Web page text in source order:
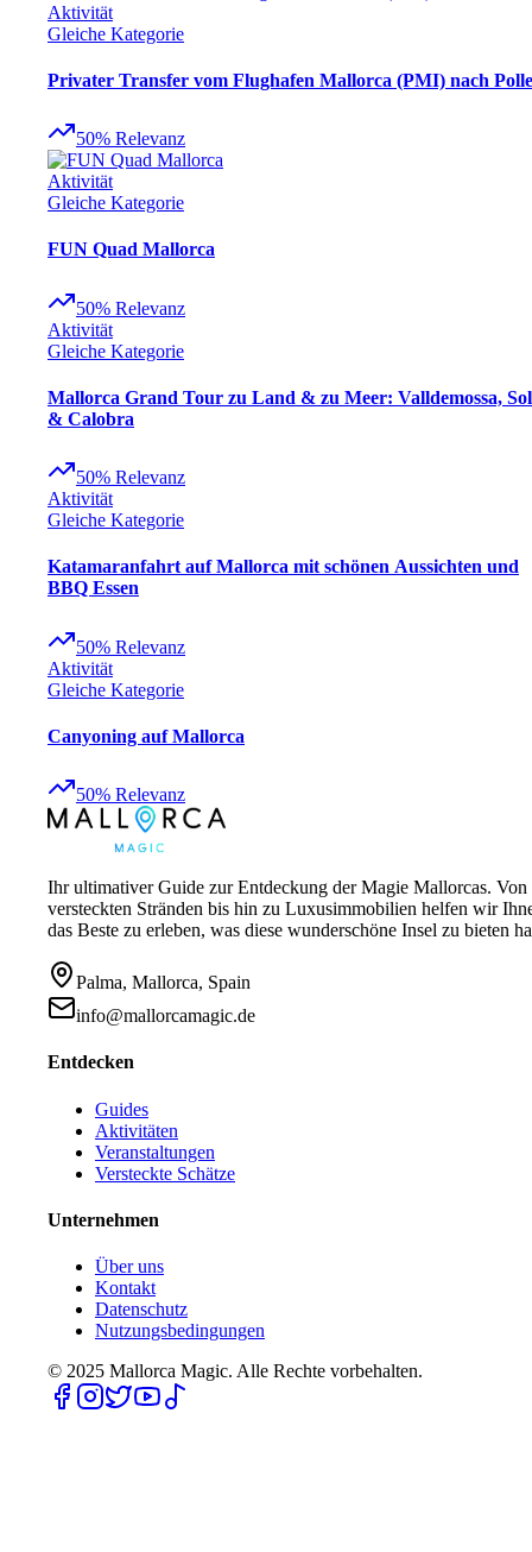
Aktivität
Gleiche Kategorie
Privater Transfer vom Flughafen Mallorca (PMI) nach
50% Relevanz
Aktivität
Gleiche Kategorie
FUN Quad Mallorca
50% Relevanz
Aktivität
Gleiche Kategorie
Mallorca Grand Tour zu Land & zu Meer: Valldemossa,
& Calobra
50% Relevanz
Aktivität
Gleiche Kategorie
Katamaranfahrt auf Mallorca mit schönen Aussichten und
BBQ Essen
50% Relevanz
Aktivität
Gleiche Kategorie
Canyoning auf Mallorca
50% Relevanz
Ihr ultimativer Guide zur Entdeckung der Magie Mallorcas. Von
versteckten Stränden bis hin zu Luxusimmobilien helfen wir
das Beste zu erleben, was diese wunderschöne Insel zu bieten
Palma, Mallorca, Spain
info@mallorcamagic.de
Entdecken
Guides
Aktivitäten
Veranstaltungen
Versteckte Schätze
Unternehmen
Über uns
Kontakt
Datenschutz
Nutzungsbedingungen
© 2025 Mallorca Magic. Alle Rechte vorbehalten.